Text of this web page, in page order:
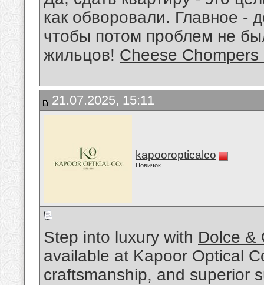
как обворовали. Главное -
чтобы потом проблем не
жильцов! Cheese Chompers
21.07.2025, 15:11
kapooropticalco
Новичок
Step into luxury with Dolce &
available at Kapoor Optical
craftsmanship, and superior